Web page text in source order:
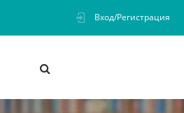
Вход/Регистрация